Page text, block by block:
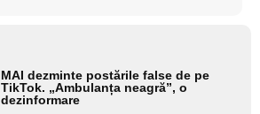
MAI dezminte postările false de pe
TikTok. „Ambulanța neagră”, o
dezinformare